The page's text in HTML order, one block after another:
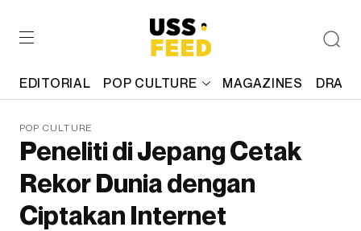
EDITORIAL POP CULTURE MAGAZINES
POP CULTURE
Peneliti di Jepang Cetak
Rekor Dunia dengan
Ciptakan Internet